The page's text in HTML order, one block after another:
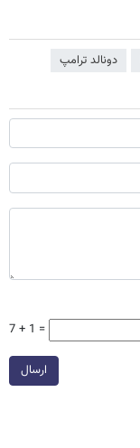
دونالد ترامپ
7 + 1 =
ارسال